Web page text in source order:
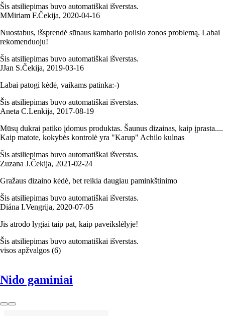
Šis atsiliepimas buvo automatiškai išverstas.
MMiriam F.Čekija, 2020‑04‑16
Nuostabus, išsprendė sūnaus kambario poilsio zonos problemą. Labai
rekomenduoju!
Šis atsiliepimas buvo automatiškai išverstas.
JJan S.Čekija, 2019‑03‑16
Labai patogi kėdė, vaikams patinka:-)
Šis atsiliepimas buvo automatiškai išverstas.
Aneta C.Lenkija, 2017‑08‑19
Mūsų dukrai patiko įdomus produktas. Šaunus dizainas, kaip įprasta....
Kaip matote, kokybės kontrolė yra "Karup" Achilo kulnas
Šis atsiliepimas buvo automatiškai išverstas.
Zuzana J.Čekija, 2021‑02‑24
Gražaus dizaino kėdė, bet reikia daugiau paminkštinimo
Šis atsiliepimas buvo automatiškai išverstas.
Diána I.Vengrija, 2020‑07‑05
Jis atrodo lygiai taip pat, kaip paveikslėlyje!
Šis atsiliepimas buvo automatiškai išverstas.
visos apžvalgos (6)
Nido gaminiai